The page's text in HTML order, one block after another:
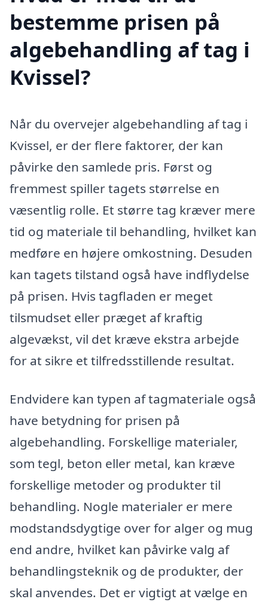
bestemme prisen på
algebehandling af tag i
Kvissel?
Når du overvejer algebehandling af tag i
Kvissel, er der flere faktorer, der kan
påvirke den samlede pris. Først og
fremmest spiller tagets størrelse en
væsentlig rolle. Et større tag kræver mere
tid og materiale til behandling, hvilket kan
medføre en højere omkostning. Desuden
kan tagets tilstand også have indflydelse
på prisen. Hvis tagfladen er meget
tilsmudset eller præget af kraftig
algevækst, vil det kræve ekstra arbejde
for at sikre et tilfredsstillende resultat.
Endvidere kan typen af tagmateriale også
have betydning for prisen på
algebehandling. Forskellige materialer,
som tegl, beton eller metal, kan kræve
forskellige metoder og produkter til
behandling. Nogle materialer er mere
modstandsdygtige over for alger og mug
end andre, hvilket kan påvirke valg af
behandlingsteknik og de produkter, der
skal anvendes. Det er vigtigt at vælge en